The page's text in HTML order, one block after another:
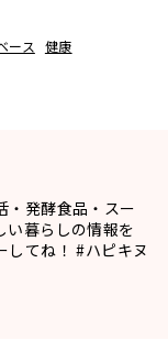
ース
健康
・発酵食品・スー
い暮らしの情報を
してね！ #ハピキヌ